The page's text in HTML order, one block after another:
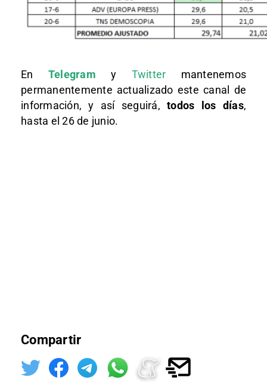
En Telegram y Twitter mantenemos
permanentemente actualizado este canal de
información, y así seguirá,todos los días,
hasta el 26 de junio.
Compartir